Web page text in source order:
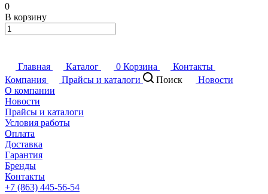
0
В корзину
Главная Каталог 0 Корзина
Контакты
Компания
Прайсы и каталоги Поиск
Новости
О компании
Новости
Прайсы и каталоги
Условия работы
Оплата
Доставка
Гарантия
Бренды
Контакты
+7 (863) 445-56-54